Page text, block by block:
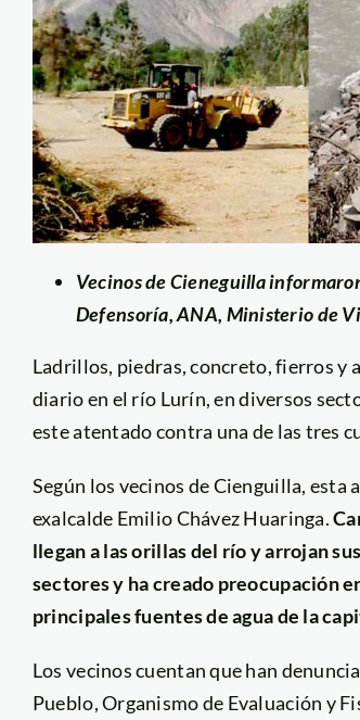
Vecinos de Cieneguilla
Defensoría, ANA, Ministerio de
Ladrillos, piedras, concreto, fierros y
diario en el río Lurín, en diversos
este atentado contra una de las tres
Según los vecinos de Cienguilla, esta
exalcalde Emilio Chávez Huaringa.
llegan a las orillas del río y arrojan
sectores y ha creado preocupación
principales fuentes de agua de la
Los vecinos cuentan que han
Pueblo, Organismo de Evaluación y